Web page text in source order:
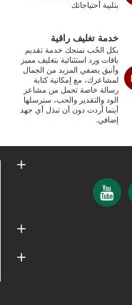
بتلبية أحتياجاتك
خدمة تغليف راقية
بكل الحُب نمنحك خدمة تقديم
باقات ورد استثنائية بتغليف مميز
وأنيق يضفي المزيد من الجمال
لمشاعرك، مع إمكانية كتابة
رسالة خاصة تحمل من مشاعر
الود والتقدير والحب، سنرسلها
أينما أردت دون أن تبذل أي جهد
إضافي.